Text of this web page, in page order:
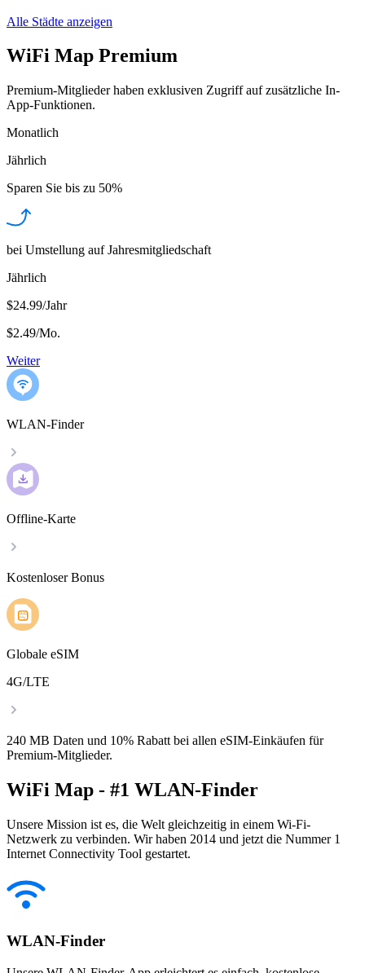
Alle Städte anzeigen
WiFi Map Premium
Premium-Mitglieder haben exklusiven Zugriff auf zusätzliche In-
App-Funktionen.
Monatlich
Jährlich
Sparen Sie bis zu 50%
bei Umstellung auf Jahresmitgliedschaft
Jährlich
$24.99/Jahr
$2.49/Mo.
Weiter
WLAN-Finder
Offline-Karte
Kostenloser Bonus
Globale eSIM
4G/LTE
240 MB Daten und 10% Rabatt bei allen eSIM-Einkäufen für
Premium-Mitglieder.
WiFi Map - #1 WLAN-Finder
Unsere Mission ist es, die Welt gleichzeitig in einem Wi-Fi-
Netzwerk zu verbinden. Wir haben 2014 und jetzt die Nummer 1
Internet Connectivity Tool gestartet.
WLAN-Finder